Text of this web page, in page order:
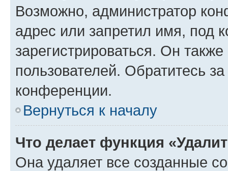
Возможно, администратор
адрес или запретил имя, под
зарегистрироваться. Он
пользователей. Обратитесь
конференции.
Вернуться к началу
Что делает функция
Она удаляет все созданные